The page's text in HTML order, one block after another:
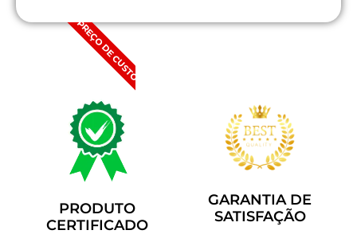
PREÇO DE CUSTO
PRODUTO
CERTIFICADO
GARANTIA DE
SATISFAÇÃO